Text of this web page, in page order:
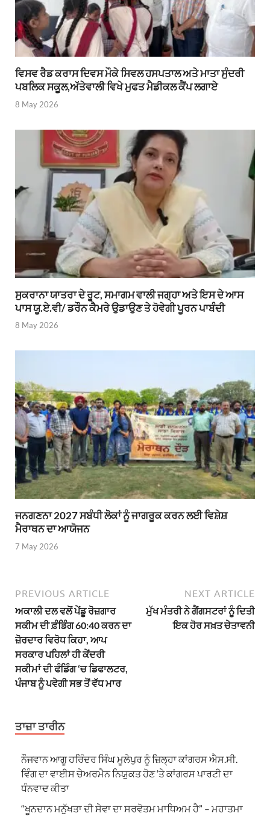
ਵਿਸਵ ਰੈਡ ਕਰਾਸ ਦਿਵਸ ਮੌਕੇ ਸਿਵਲ ਹਸਪਤਾਲ ਅਤੇ ਮਾਤਾ ਸੁੰਦਰੀ
ਪਬਲਿਕ ਸਕੂਲ,ਅੱਤੇਵਾਲੀ ਵਿਖੇ ਮੁਫਤ ਮੈਡੀਕਲ ਕੈਂਪ ਲਗਾਏ
8 May 2026
ਸੁਕਰਾਨਾ ਯਾਤਰਾ ਦੇ ਰੂਟ, ਸਮਾਗਮ ਵਾਲੀ ਜਗ੍ਹਾ ਅਤੇ ਇਸ ਦੇ ਆਸ
ਪਾਸ ਯੂ.ਏ.ਵੀ/ ਡਰੌਨ ਕੈਮਰੇ ਉਡਾਉਣ ਤੇ ਹੋਵੇਗੀ ਪੂਰਨ ਪਾਬੰਦੀ
8 May 2026
ਜਨਗਣਨਾ 2027 ਸਬੰਧੀ ਲੋਕਾਂ ਨੂੰ ਜਾਗਰੂਕ ਕਰਨ ਲਈ ਵਿਸ਼ੇਸ਼
ਮੈਰਾਥਨ ਦਾ ਆਯੋਜਨ
7 May 2026
PREVIOUS ARTICLE
ਅਕਾਲੀ ਦਲ ਵਲੋਂ ਪੇਂਡੂ ਰੋਜ਼ਗਾਰ
ਸਕੀਮ ਦੀ ਫ਼ੰਡਿੰਗ 60:40 ਕਰਨ ਦਾ
ਜ਼ੋਰਦਾਰ ਵਿਰੋਧ ਕਿਹਾ, ਆਪ
ਸਰਕਾਰ ਪਹਿਲਾਂ ਹੀ ਕੇਂਦਰੀ
ਸਕੀਮਾਂ ਦੀ ਫੰਡਿੰਗ ‘ਚ ਡਿਫਾਲਟਰ,
ਪੰਜਾਬ ਨੂੰ ਪਵੇਗੀ ਸਭ ਤੋਂ ਵੱਧ ਮਾਰ
NEXT ARTICLE
ਮੁੱਖ ਮੰਤਰੀ ਨੇ ਗੈਂਗਸਟਰਾਂ ਨੂੰ ਦਿਤੀ
ਇਕ ਹੋਰ ਸਖ਼ਤ ਚੇਤਾਵਨੀ
ਤਾਜ਼ਾ ਤਾਰੀਨ
ਨੌਜਵਾਨ ਆਗੂ ਹਰਿੰਦਰ ਸਿੰਘ ਮੂਲੇਪੁਰ ਨੂੰ ਜ਼ਿਲ੍ਹਾ ਕਾਂਗਰਸ ਐਸ.ਸੀ.
ਵਿੰਗ ਦਾ ਵਾਈਸ ਚੇਅਰਮੈਨ ਨਿਯੁਕਤ ਹੋਣ ‘ਤੇ ਕਾਂਗਰਸ ਪਾਰਟੀ ਦਾ
ਧੰਨਵਾਦ ਕੀਤਾ
“ਖੂਨਦਾਨ ਮਨੁੱਖਤਾ ਦੀ ਸੇਵਾ ਦਾ ਸਰਵੋਤਮ ਮਾਧਿਅਮ ਹੈ” – ਮਹਾਤਮਾ